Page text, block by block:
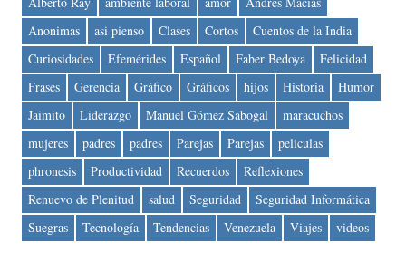
Anonimas
asi pienso Clases Cortos
Cuentos de la India
Curiosidades
Efemérides Español Faber Bedoya
Felicidad
Frases
Gerencia Gráfico Gráficos hijos Historia
Humor
Jaimito
Liderazgo Manuel Gómez Sabogal
maracuchos
mujeres
padres padres Parejas Parejas
peliculas
phronesis
Productividad Recuerdos
Reflexiones
Renuevo de Plenitud
salud Seguridad
Seguridad Informática
Suegras
Tecnología Tendencias Venezuela Viajes videos